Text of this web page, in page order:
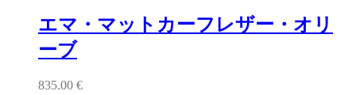
エマ・マットカーフレザー・オリ
ーブ
835.00 €